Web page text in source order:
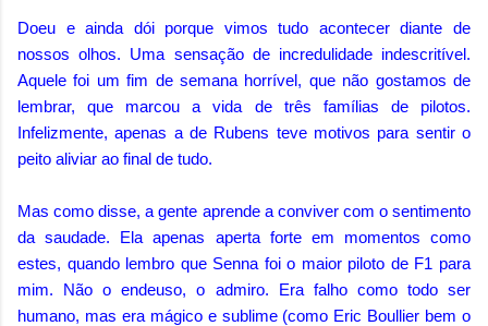
Doeu e ainda dói porque vimos tudo acontecer diante de
nossos olhos. Uma sensação de incredulidade indescritível.
Aquele foi um fim de semana horrível, que não gostamos de
lembrar, que marcou a vida de três famílias de pilotos.
Infelizmente, apenas a de Rubens teve motivos para sentir o
peito aliviar ao final de tudo.
Mas como disse, a gente aprende a conviver com o sentimento
da saudade. Ela apenas aperta forte em momentos como
estes, quando lembro que Senna foi o maior piloto de F1 para
mim. Não o endeuso, o admiro. Era falho como todo ser
humano, mas era mágico e sublime (como Eric Boullier bem o